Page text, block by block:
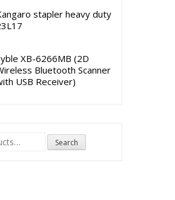
stapler heavy duty
XB-6266MB (2D
Bluetooth Scanner
USB Receiver)
Search